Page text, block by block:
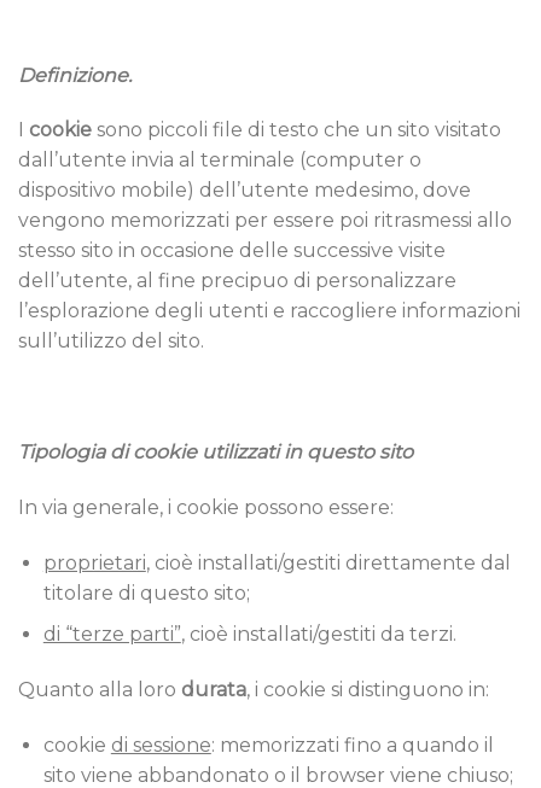
Definizione.
cookie sono piccoli file di testo che un sito visitato
dall’utente invia al terminale (computer o
dispositivo mobile) dell’utente medesimo, dove
vengono memorizzati per essere poi ritrasmessi allo
stesso sito in occasione delle successive visite
dell’utente, al fine precipuo di personalizzare
l’esplorazione degli utenti e raccogliere informazioni
sull’utilizzo del sito.
Tipologia di cookie utilizzati in questo sito
In via generale, i cookie possono essere:
proprietari, cioè installati/gestiti direttamente dal
titolare di questo sito;
di “terze parti”, cioè installati/gestiti da terzi.
Quanto alla loro durata, i cookie si distinguono in:
cookie di sessione: memorizzati fino a quando il
sito viene abbandonato o il browser viene chiuso;